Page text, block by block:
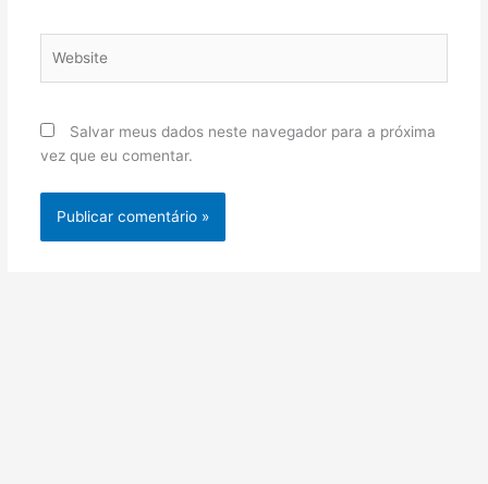
Salvar meus dados neste navegador para a próxima
vez que eu comentar.